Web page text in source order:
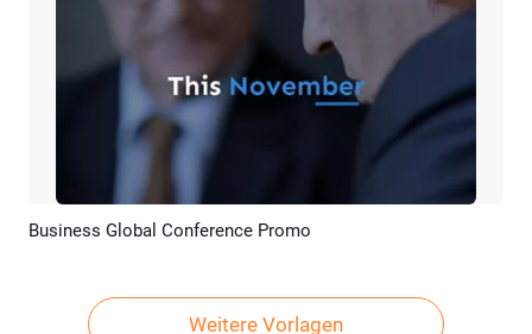
Vorschau KI Erstellen
Business Global Conference Promo
Weitere Vorlagen